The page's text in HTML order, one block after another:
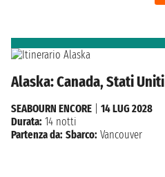
Alaska: Canada, Stati Uniti
SEABOURN ENCORE
14 LUG 2028
Durata: 14 notti
Partenza da: Sbarco: Vancouver